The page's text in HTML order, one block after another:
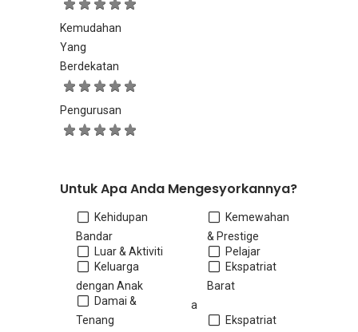
Kemudahan
Yang
Berdekatan
Pengurusan
Untuk Apa Anda Mengesyorkannya?
Kehidupan
Bandar
Luar & Aktiviti
Keluarga
dengan Anak
Damai &
Tenang
Kemewahan
& Prestige
Pelajar
Ekspatriat
Barat
a
Ekspatriat